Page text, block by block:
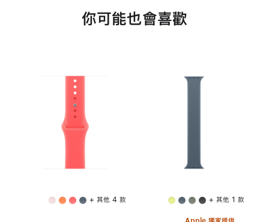
你可能也會喜歡
+ 其他 4 款 + 其他 1 款